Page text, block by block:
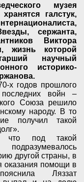
музея
галстук,
сержанта,
Виктора
жизнь которой
научный
историко-
х годов прошлого
последних войн –
Союза решило
народу. В то
получил такой
под такой
другой страны, в
оказания помощи в
Ляззат